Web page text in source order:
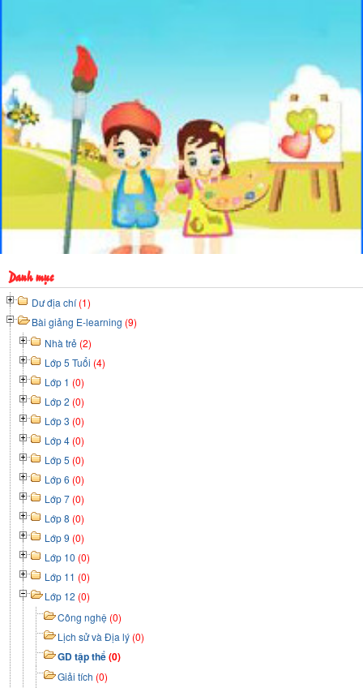
Danh mục
Dư địa chí(1)
Bài giảng E-learning (9)
Nhà trẻ (2)
Lớp 5 Tuổi (4)
Lớp 1 (0)
Lớp 2 (0)
Lớp 3 (0)
Lớp 4 (0)
Lớp 5 (0)
Lớp 6 (0)
Lớp 7 (0)
Lớp 8 (0)
Lớp 9 (0)
Lớp 10 (0)
Lớp 11 (0)
Lớp 12 (0)
Công nghệ (0)
Lịch sử và Địa lý (0)
GD tập thể(0)
Giải tích (0)